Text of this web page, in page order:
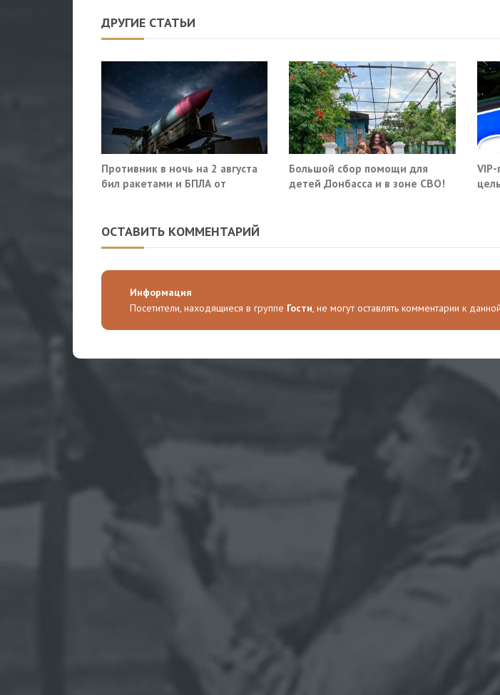
ДРУГИЕ СТАТЬИ
Противник в ночь на 2 августа
бил ракетами и БПЛА от
Большой сбор помощи для
детей Донбасса и в зоне СВО!
ОСТАВИТЬ КОММЕНТАРИЙ
Информация
Посетители, находящиеся в группе Гости, не могут оставлять комментарии к